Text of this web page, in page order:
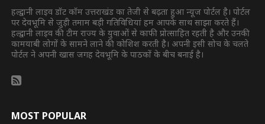
हल्द्वानी लाइव डॉट कॉम उत्तराखंड का तेजी से बढ़ता हुआ न्यूज पोर्टल है। पोर्टल
पर देवभूमि से जुड़ी तमाम बड़ी गतिविधियां हम आपके साथ साझा करते हैं।
हल्द्वानी लाइव की टीम राज्य के युवाओं से काफी प्रोत्साहित रहती है और उनकी
कामयाबी लोगों के सामने लाने की कोशिश करती है। अपनी इसी सोच के चलते
पोर्टल ने अपनी खास जगह देवभूमि के पाठकों के बीच बनाई है।
MOST POPULAR